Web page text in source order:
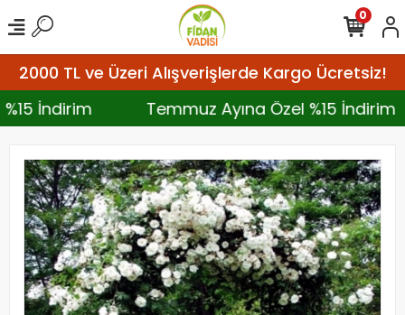
2000 TL ve Üzeri Alışverişlerde Kargo Ücretsiz!
İndirim
Temmuz Ayına Özel %15 İndirim
0